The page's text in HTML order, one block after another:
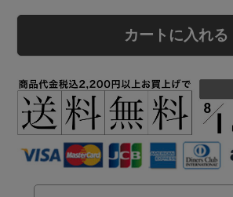
カートに入れる